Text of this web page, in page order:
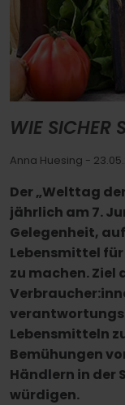
WIE SICHER
Anna Huesing -
Der „Welttag
jährlich am 7.
Gelegenheit,
Lebensmittel
zu machen. Ziel
Lebensmitteln
Bemühungen
Händlern in der
würdigen.